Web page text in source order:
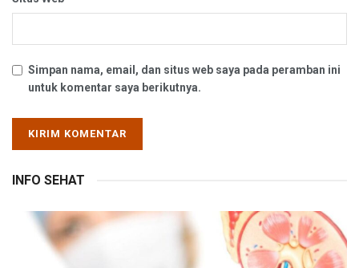
Simpan nama, email, dan situs web saya pada peramban ini
untuk komentar saya berikutnya.
INFO SEHAT